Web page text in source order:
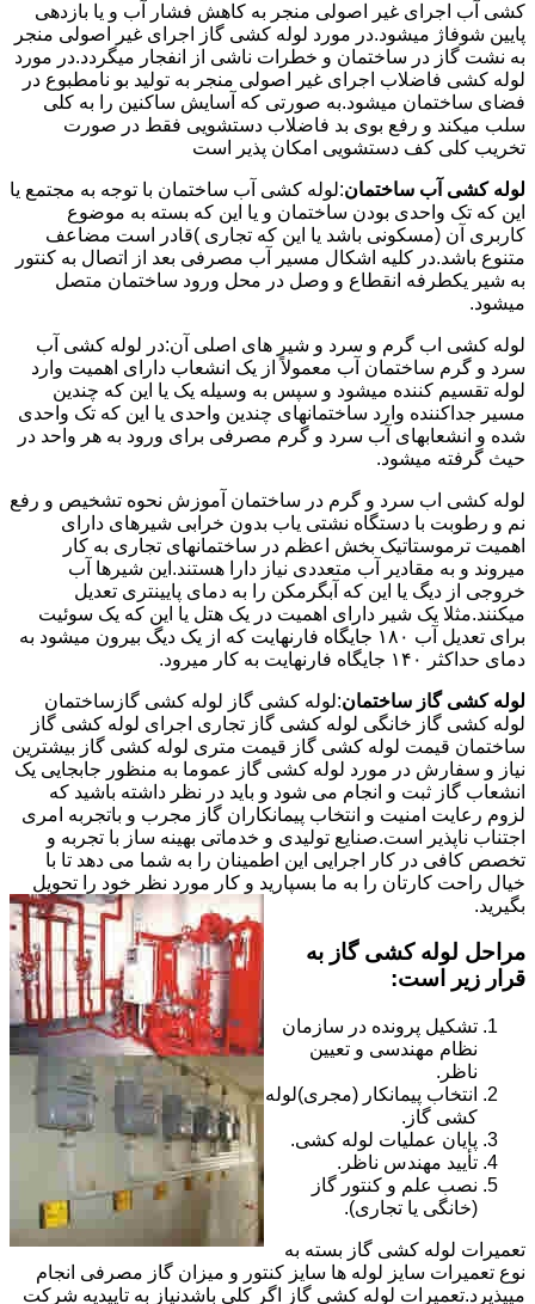
کشی آب اجرای غیر اصولی منجر به کاهش فشار آب و یا بازدهی
پایین شوفاژ میشود.در مورد لوله کشی گاز اجرای غیر اصولی منجر
به نشت گاز در ساختمان و خطرات ناشی از انفجار میگردد.در مورد
لوله کشی فاضلاب اجرای غیر اصولی منجر به تولید بو نامطبوع در
فضای ساختمان میشود.به صورتی که آسایش ساکنین را به کلی
سلب میکند و رفع بوی بد فاضلاب دستشویی فقط در صورت
تخریب کلی کف دستشویی امکان پذیر است
لوله کشی آب ساختمان:لوله کشی آب ساختمان با توجه به مجتمع یا
این که تک واحدی بودن ساختمان و یا این که بسته به موضوع
کاربری آن (مسکونی باشد یا این که تجاری )قادر است مضاعف
متنوع باشد.در کلیه اشکال مسیر آب مصرفی بعد از اتصال به کنتور
به شیر یکطرفه انقطاع و وصل در محل ورود ساختمان متصل
میشود.
لوله کشی اب گرم و سرد و شیر های اصلی آن:در لوله کشی آب
سرد و گرم ساختمان آب معمولاً از یک انشعاب دارای اهمیت وارد
لوله تقسیم کننده میشود و سپس به وسیله یک یا این که چندین
مسیر جداکننده وارد ساختمانهای چندین واحدی یا این که تک واحدی
شده و انشعابهای آب سرد و گرم مصرفی برای ورود به هر واحد در
حیث گرفته میشود.
لوله کشی اب سرد و گرم در ساختمان آموزش نحوه تشخیص و رفع
نم و رطوبت با دستگاه نشتی یاب بدون خرابی شیرهای دارای
اهمیت ترموستاتیک بخش اعظم در ساختمانهای تجاری به کار
میروند و به مقادیر آب متعددی نیاز دارا هستند.این شیرها آب
خروجی از دیگ یا این که آبگرمکن را به دمای پایینتری تعدیل
میکنند.مثلا یک شیر دارای اهمیت در یک هتل یا این که یک سوئیت
برای تعدیل آب ۱۸۰ جایگاه فارنهایت که از یک دیگ بیرون میشود به
دمای حداکثر ۱۴۰ جایگاه فارنهایت به کار میرود.
لوله کشی گاز ساختمان:لوله کشی گاز لوله کشی گازساختمان
لوله کشی گاز خانگی لوله کشی گاز تجاری اجرای لوله کشی گاز
ساختمان قیمت لوله کشی گاز قیمت متری لوله کشی گاز بیشترین
نیاز و سفارش در مورد لوله کشی گاز عموما به منظور جابجایی یک
انشعاب گاز ثبت و انجام می شود و باید در نظر داشته باشید که
لزوم رعایت امنیت و انتخاب پیمانکاران گاز مجرب و باتجربه امری
اجتناب ناپذیر است.صنایع تولیدی و خدماتی بهینه ساز با تجربه و
تخصص کافی در کار اجرایی این اطمینان را به شما می دهد تا با
خیال راحت کارتان را به ما بسپارید و کار مورد نظر خود را تحویل
بگیرید.
مراحل لوله کشی گاز به
قرار زیر است:
تشکیل پرونده در سازمان
نظام مهندسی و تعیین
ناظر.
انتخاب پیمانکار (مجری)لوله
کشی گاز.
پایان عملیات لوله کشی.
تأیید مهندس ناظر.
نصب علم و کنتور گاز
(خانگی یا تجاری).
تعمیرات لوله کشی گاز بسته به
نوع تعمیرات سایز لوله ها سایز کنتور و میزان گاز مصرفی انجام
میپذیرد.تعمیرات لوله کشی گاز اگر کلی باشدنیاز به تاییدیه شرکت